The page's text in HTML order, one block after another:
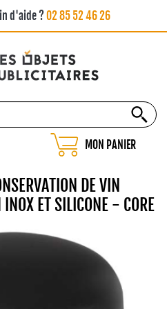
d'aide ?02 85 52 46 26
MON PANIER
DE VIN
INOX ET SILICONE - CORE